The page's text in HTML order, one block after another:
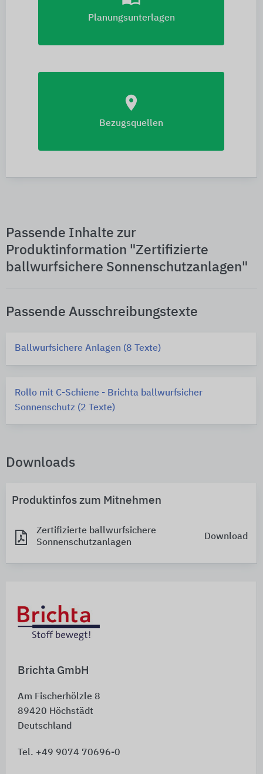
Brichta GmbH
Am Fischerhölzle 8
89420 Höchstädt
Deutschland
Tel. +49 9074 70696-0
Planungsunterlagen
location_on
Bezugsquellen
Passende Inhalte zur
Produktinformation "Zertifizierte
ballwurfsichere Sonnenschutzanlagen"
Passende Ausschreibungstexte
Ballwurfsichere Anlagen (8 Texte)
Rollo mit C-Schiene - Brichta ballwurfsicher
Sonnenschutz (2 Texte)
Downloads
Produktinfos zum Mitnehmen
Zertifizierte ballwurfsichere
Sonnenschutzanlagen
Download